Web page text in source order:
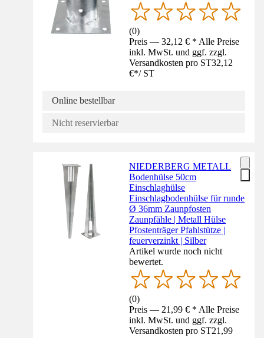
(0)
Preis — 32,12 € * Alle Preise
inkl. MwSt. und ggf. zzgl.
Versandkosten pro ST32,12
€*/ ST
Online bestellbar
Nicht reservierbar
NIEDERBERG METALL
Bodenhülse 50cm
Einschlaghülse
Einschlagbodenhülse für runde
Ø 36mm Zaunpfosten
Zaunpfähle | Metall Hülse
Pfostenträger Pfahlstütze |
feuerverzinkt | Silber
Artikel wurde noch nicht
bewertet.
(0)
Preis — 21,99 € * Alle Preise
inkl. MwSt. und ggf. zzgl.
Versandkosten pro ST21,99